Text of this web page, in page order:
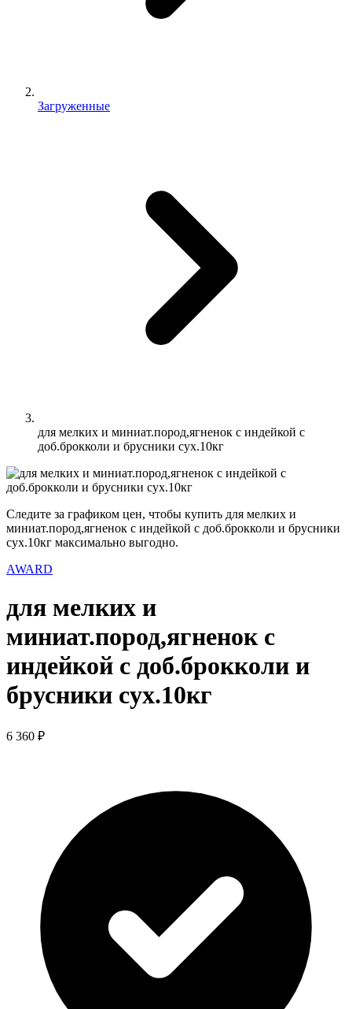
Загруженные
для мелких и миниат.пород,ягненок с индейкой с
доб.брокколи и брусники сух.10кг
Следите за графиком цен, чтобы купить для мелких и
миниат.пород,ягненок с индейкой с доб.брокколи и брусники
сух.10кг максимально выгодно.
AWARD
для мелких и
миниат.пород,ягненок с
индейкой с доб.брокколи и
брусники сух.10кг
6 360 ₽